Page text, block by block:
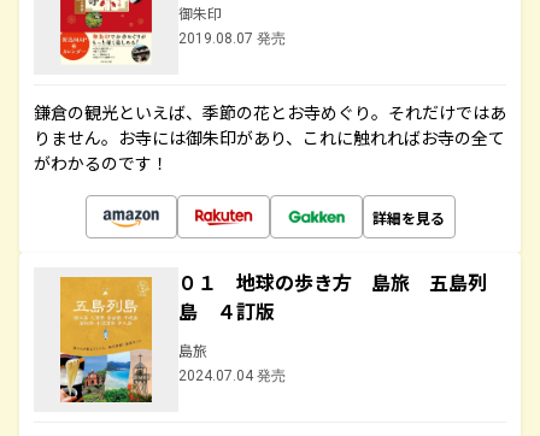
御朱印
2019.08.07 発売
鎌倉の観光といえば、季節の花とお寺めぐり。それだけではあ
りません。お寺には御朱印があり、これに触れればお寺の全て
がわかるのです！
詳細を見る
０１ 地球の歩き方 島旅 五島列
島 ４訂版
島旅
2024.07.04 発売